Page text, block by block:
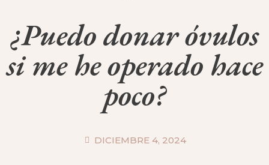
¿Puedo donar óvulos
si me he operado hace
poco?
DICIEMBRE 4, 2024